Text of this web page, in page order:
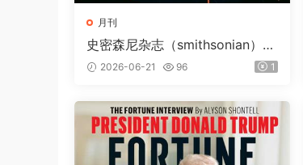
月刊
史密森尼杂志（smithsonian）2
026年夏季刊
2026-06-21 96 1